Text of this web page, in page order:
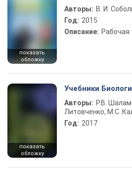
показать
обложку
Авторы: В. И.
Год: 2015
Описание: Рабочая
показать
обложку
Учебники
Авторы: Р.В.
Литовченко, М.С.
Год: 2017